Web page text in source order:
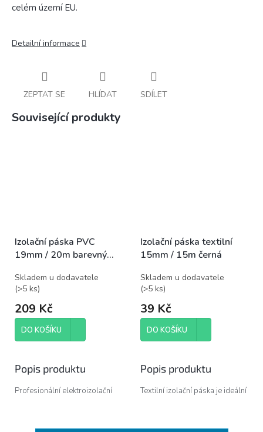
celém území EU.
Detailní informace
ZEPTAT SE HLÍDAT SDÍLET
Související produkty
Izolační páska PVC
19mm / 20m barevný
Skladem u dodavatele
(>5 ks)
209 Kč
DO KOŠÍKU
Popis produktu
Profesionální elektroizolační
Izolační páska textilní
15mm / 15m černá
Skladem u dodavatele
(>5 ks)
39 Kč
DO KOŠÍKU
Popis produktu
Textilní izolační páska je ideální